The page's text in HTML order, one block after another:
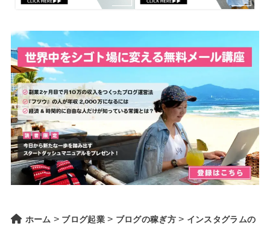
ホーム > ブログ起業> ブログの稼ぎ方> インスタグラムの